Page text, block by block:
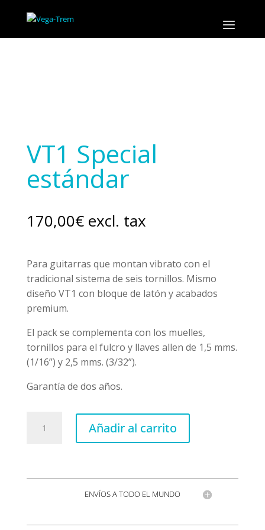
VT1 Special
estándar
170,00€ excl. tax
Para guitarras que montan vibrato con el
tradicional sistema de seis tornillos. Mismo
diseño VT1 con bloque de latón y acabados
premium.
El pack se complementa con los muelles,
tornillos para el fulcro y llaves allen de 1,5 mms.
(1/16”) y 2,5 mms. (3/32”).
Garantía de dos años.
Special
Añadir al carrito
ENVÍOS A TODO EL MUNDO